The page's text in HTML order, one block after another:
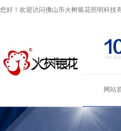
您好！欢迎访问佛山市火树银花照明科技
网站